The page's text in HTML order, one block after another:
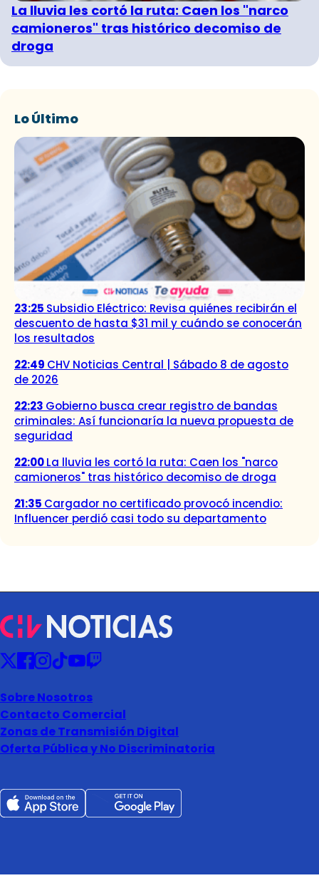
La lluvia les cortó la ruta: Caen los "narco
camioneros" tras histórico decomiso de
droga
Lo Último
23:25 Subsidio Eléctrico: Revisa quiénes recibirán el
descuento de hasta $31 mil y cuándo se conocerán
los resultados
22:49 CHV Noticias Central | Sábado 8 de agosto
de 2026
22:23 Gobierno busca crear registro de bandas
criminales: Así funcionaría la nueva propuesta de
seguridad
22:00La lluvia les cortó la ruta: Caen los "narco
camioneros" tras histórico decomiso de droga
21:35 Cargador no certificado provocó incendio:
Influencer perdió casi todo su departamento
Sobre Nosotros
Contacto Comercial
Zonas de Transmisión Digital
Oferta Pública y No Discriminatoria